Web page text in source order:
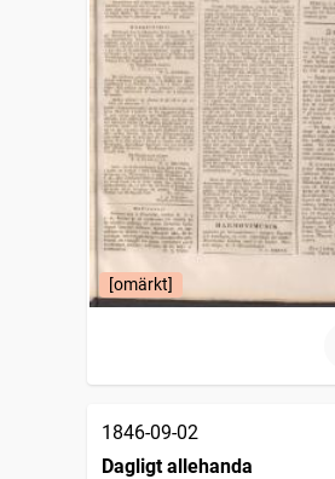
[omärkt]
1846-09-02
Dagligt allehanda